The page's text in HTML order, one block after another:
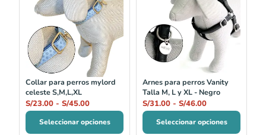
Collar para perros mylord
celeste S,M,L,XL
S/23.00 - S/45.00
precios:
desde
S/23.00
hasta
S/45.00
Seleccionar opciones
Arnes para perros Vanity
Talla M, L y XL - Negro
S/31.00 - S/46.00
precios:
desde
S/31.00
hasta
S/46.00
Seleccionar opciones